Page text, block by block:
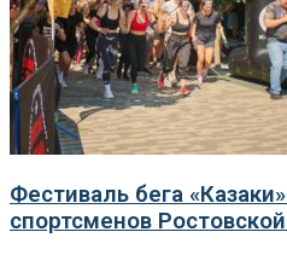
Фестиваль бега
спортсменов